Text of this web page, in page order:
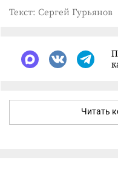
Текст: Сергей Гурьянов
Читать